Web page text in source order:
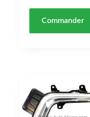
Commander